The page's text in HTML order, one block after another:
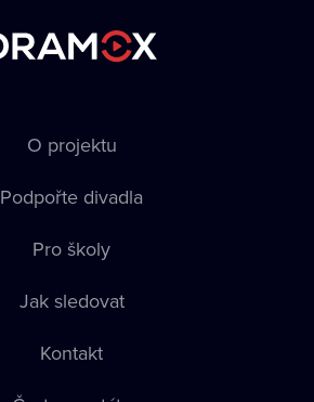
O projektu
Podpořte divadla
Pro školy
Jak sledovat
Kontakt